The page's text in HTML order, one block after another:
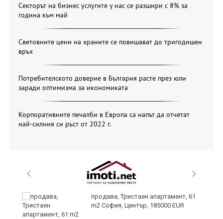
Секторът на бизнес услугите у нас се разшири с 8% за
година към май
Световните цени на храните се повишават до тригодишен
връх
Потребителското доверие в България расте през юли
заради оптимизма за икономиката
Корпоративните печалби в Европа са напът да отчетат
най-силния си ръст от 2022 г.
продава, Тристаен апартамент, 61
m2 София, Център, 185000 EUR